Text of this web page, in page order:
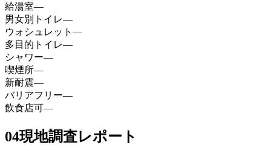
給湯室—
男女別トイレ—
ウォシュレット —
多目的トイレ—
シャワー—
喫煙所—
新耐震—
バリアフリー—
飲食店可—
04現地調査レポート